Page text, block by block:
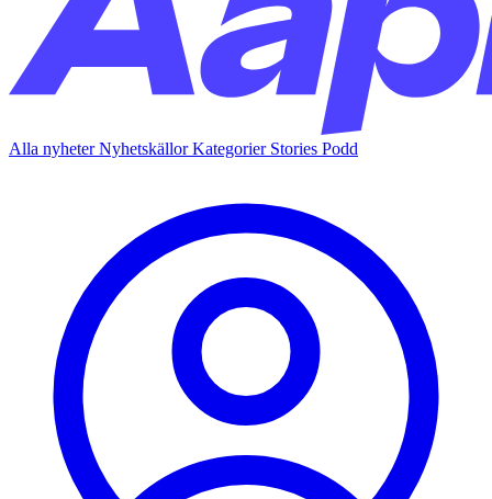
Alla nyheterNyhetskällorKategorier Stories Podd